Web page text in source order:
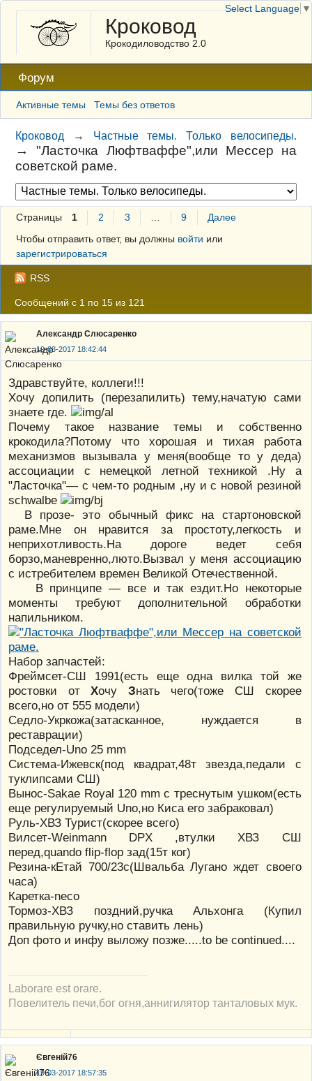
Кроковод
Крокодиловодство 2.0
Форум
Активные темы Темы без ответов
Кроковод → Частные темы. Только велосипеды.
→"Ласточка Люфтваффе",или Мессер на
советской раме.
Страницы 1 2 3 9
Далее
Чтобы отправить ответ, вы должны войти или
зарегистрироваться
RSS
Сообщений с 1 по 15 из 121
Александр Слюсаренко
19-03-2017 18:42:44
Здравствуйте, коллеги!!!
Хочу допилить (перезапилить) тему,начатую сами
знаете где.
Почему такое название темы и собственно
крокодила?Потому что хорошая и тихая работа
механизмов вызывала у меня(вообще то у деда)
ассоциации с немецкой летной техникой .Ну а
"Ласточка"— с чем-то родным ,ну и с новой резиной
schwalbe
В прозе- это обычный фикс на стартоновской
раме.Мне он нравится за простоту,легкость и
неприхотливость.На дороге ведет себя
борзо,маневренно,люто.Вызвал у меня ассоциацию
с истребителем времен Великой Отечественной.
В принципе — все и так ездит.Но некоторые
моменты требуют дополнительной обработки
напильником.
Набор запчастей:
Фреймсет-СШ 1991(есть еще одна вилка той же
ростовки отХочу Знать чего(тоже СШ скорее
всего,но от 555 модели)
Седло-Укркожа(затасканное, нуждается в
реставрации)
Подседел-Uno 25 mm
Система-Ижевск(под квадрат,48т звезда,педали с
туклипсами СШ)
Вынос-Sakae Royal 120 mm с треснутым ушком(есть
еще регулируемый Uno,но Киса его забраковал)
Руль-ХВЗ Турист(скорее всего)
Вилсет-Weinmann DPX ,втулки ХВЗ СШ
перед,quando flip-flop зад(15т ког)
Резина-кЕтай 700/23с(Швальба Лугано ждет своего
часа)
Каретка-neco
Тормоз-ХВЗ поздний,ручка Альхонга (Купил
правильную ручку,но ставить лень)
Доп фото и инфу выложу позже.....to be continued....
Laborare est orare.
Повелитель печи,бог огня,аннигилятор танталовых мук.
Євгеній76
19-03-2017 18:57:35
Select Language ▼